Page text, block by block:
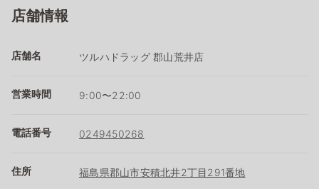
店舗情報
店舗名 ツルハドラッグ 郡山荒井店
営業時間 9:00〜22:00
電話番号 0249450268
住所 福島県郡山市安積北井2丁目291番地